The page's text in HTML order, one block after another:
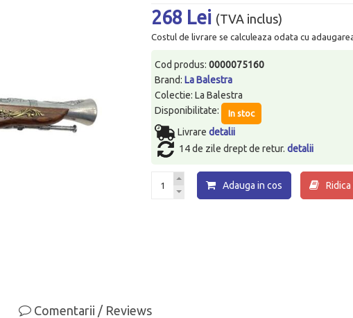
268 Lei (TVA inclus)
Costul de livrare se calculeaza odata cu
Cod produs:0000075160
Brand: La Balestra
Colectie: La Balestra
Disponibilitate:
In stoc
Livraredetalii
14 de zile drept de retur.detalii
Adauga in cos
Comentarii / Reviews